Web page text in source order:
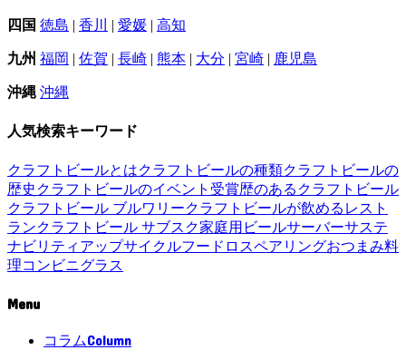
四国 徳島 | 香川 | 愛媛 | 高知
九州 福岡 | 佐賀 | 長崎 | 熊本 | 大分 | 宮崎 | 鹿児島
沖縄 沖縄
人気検索キーワード
クラフトビールとはクラフトビールの種類クラフトビールの
歴史 クラフトビールのイベント 受賞歴のあるクラフトビール
クラフトビール ブルワリークラフトビールが飲めるレスト
ランクラフトビール サブスク家庭用ビールサーバーサステ
ナビリティ アップサイクルフードロスペアリングおつまみ料
理コンビニグラス
Menu
コラムColumn